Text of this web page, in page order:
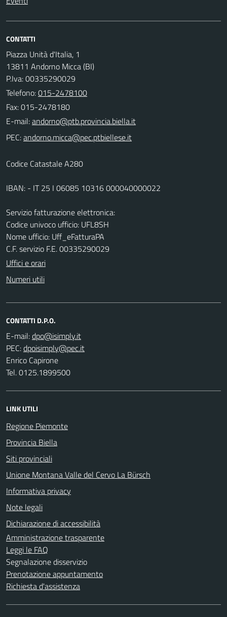
CONTATTI
Piazza Unità d'Italia, 1
13811 Andorno Micca (BI)
P.Iva: 00335290029
Telefono:015-2478100
Fax: 015-2478180
E-mail:
PEC:
Codice Catastale A280
IBAN: - IT 25 I 06085 10316 000040000022
Servizio fatturazione elettronica:
Codice univoco ufficio: UFL8SH
Nome ufficio: Uff_eFatturaPA
C.F. servizio F.E. 00335290029
Uffici e orari
Numeri utili
CONTATTI D.P.O.
E-mail:
PEC:
Enrico Capirone
Tel. 0125.1899500
LINK UTILI
Regione Piemonte
Provincia Biella
Siti provinciali
Unione Montana Valle del Cervo La Bürsch
Informativa privacy
Note legali
Dichiarazione di accessibilità
Amministrazione trasparente
Leggi le FAQ
Segnalazione disservizio
Prenotazione appuntamento
Richiesta d'assistenza